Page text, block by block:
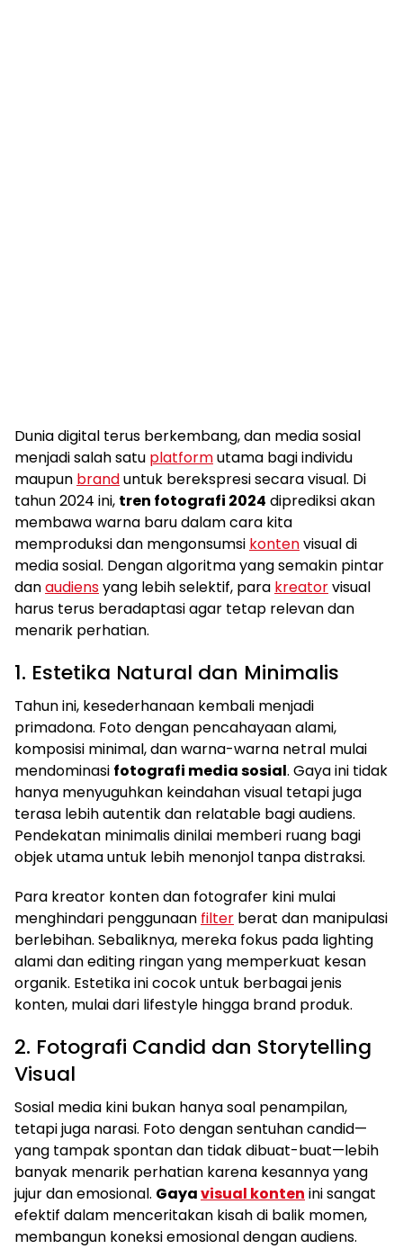
Dunia digital terus berkembang, dan media sosial
menjadi salah satu platformutama bagi individu
maupun branduntuk berekspresi secara visual. Di
tahun 2024 ini, tren fotografi 2024 diprediksi akan
membawa warna baru dalam cara kita
memproduksi dan mengonsumsi kontenvisual di
media sosial. Dengan algoritma yang semakin pintar
danaudiensyang lebih selektif, para kreatorvisual
harus terus beradaptasi agar tetap relevan dan
menarik perhatian.
1. Estetika Natural dan Minimalis
Tahun ini, kesederhanaan kembali menjadi
primadona. Foto dengan pencahayaan alami,
komposisi minimal, dan warna-warna netral mulai
mendominasi fotografi media sosial. Gaya ini tidak
hanya menyuguhkan keindahan visual tetapi juga
terasa lebih autentik dan relatable bagi audiens.
Pendekatan minimalis dinilai memberi ruang bagi
objek utama untuk lebih menonjol tanpa distraksi.
Para kreator konten dan fotografer kini mulai
menghindari penggunaan filter berat dan manipulasi
berlebihan. Sebaliknya, mereka fokus pada lighting
alami dan editing ringan yang memperkuat kesan
organik. Estetika ini cocok untuk berbagai jenis
konten, mulai dari lifestyle hingga brand produk.
2. Fotografi Candid dan Storytelling
Visual
Sosial media kini bukan hanya soal penampilan,
tetapi juga narasi. Foto dengan sentuhan candid—
yang tampak spontan dan tidak dibuat-buat—lebih
banyak menarik perhatian karena kesannya yang
jujur dan emosional. Gayavisual konten ini sangat
efektif dalam menceritakan kisah di balik momen,
membangun koneksi emosional dengan audiens.